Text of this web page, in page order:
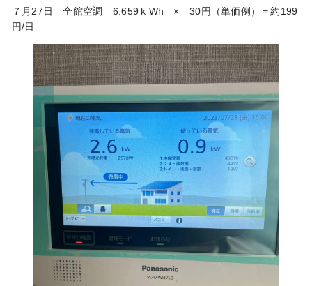
７月27日 全館空調 6.659ｋWh × 30円（単価例）＝約199
円/日